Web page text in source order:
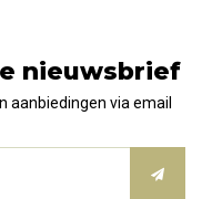
nieuwsbrief
aanbiedingen via email